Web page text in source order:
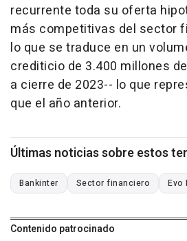
recurrente toda su oferta
más competitivas del sector
lo que se traduce en un
crediticio de 3.400 millones
a cierre de 2023-- lo que
que el año anterior.
Últimas noticias sobre estos
Bankinter Sector financiero Evo
Contenido patrocinado